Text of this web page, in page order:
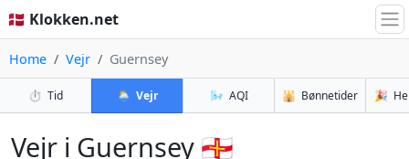
🇩🇰 Klokken.net
Home Vejr Guernsey
⏱️ Tid 🌦️ Vejr 🌬️ AQI 🕌 Bønnetider 🎉
Vejr i Guernsey 🇬🇬